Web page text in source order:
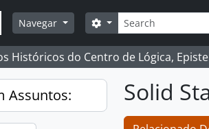
Navegar
Buscar
Opções de busca
Históricos do Centro de Lógica,
Assuntos: Solid